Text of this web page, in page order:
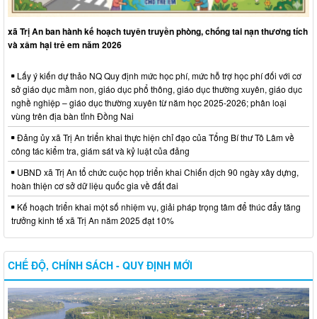
xã Trị An ban hành kế hoạch tuyên truyền phòng, chống tai nạn thương tích
và xâm hại trẻ em năm 2026
Lấy ý kiến dự thảo NQ Quy định mức học phí, mức hỗ trợ học phí đối với cơ
sở giáo dục mầm non, giáo dục phổ thông, giáo dục thường xuyên, giáo dục
nghề nghiệp – giáo dục thường xuyên từ năm học 2025-2026; phân loại
vùng trên địa bàn tỉnh Đồng Nai
Đảng ủy xã Trị An triển khai thực hiện chỉ đạo của Tổng Bí thư Tô Lâm về
công tác kiểm tra, giám sát và kỷ luật của đảng
UBND xã Trị An tổ chức cuộc họp triển khai Chiến dịch 90 ngày xây dựng,
hoàn thiện cơ sở dữ liệu quốc gia về đất đai
Kế hoạch triển khai một số nhiệm vụ, giải pháp trọng tâm để thúc đẩy tăng
trưởng kinh tế xã Trị An năm 2025 đạt 10%
CHẾ ĐỘ, CHÍNH SÁCH - QUY ĐỊNH MỚI